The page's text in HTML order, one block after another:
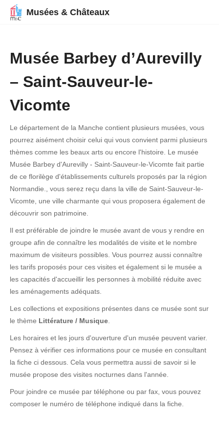
Musées & Châteaux
Musée Barbey d’Aurevilly
– Saint-Sauveur-le-
Vicomte
Le département de la Manche contient plusieurs musées, vous
pourrez aisément choisir celui qui vous convient parmi plusieurs
thèmes comme les beaux arts ou encore l'histoire. Le musée
Musée Barbey d'Aurevilly - Saint-Sauveur-le-Vicomte fait partie
de ce florilège d'établissements culturels proposés par la région
Normandie., vous serez reçu dans la ville de Saint-Sauveur-le-
Vicomte, une ville charmante qui vous proposera également de
découvrir son patrimoine.
Il est préférable de joindre le musée avant de vous y rendre en
groupe afin de connaître les modalités de visite et le nombre
maximum de visiteurs possibles. Vous pourrez aussi connaître
les tarifs proposés pour ces visites et également si le musée a
les capacités d'accueillir les personnes à mobilité réduite avec
les aménagements adéquats.
Les collections et expositions présentes dans ce musée sont sur
le thème Littérature / Musique
Les horaires et les jours d'ouverture d'un musée peuvent varier.
Pensez à vérifier ces informations pour ce musée en consultant
la fiche ci dessous. Cela vous permettra aussi de savoir si le
musée propose des visites nocturnes dans l'année.
Pour joindre ce musée par téléphone ou par fax, vous pouvez
composer le numéro de téléphone indiqué dans la fiche.